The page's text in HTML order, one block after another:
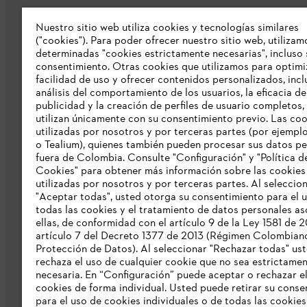
Nuestra empresa
Sobre nosostros
Prensa
Catálogo STIHL
Línea de Integridad de STIHL
Acceso Exclusivo Distribuidores STIHL
Informes de sostenibilidad
Información para nuestros
Nuestro sitio web utiliza cookies y tecnologías similares
("cookies"). Para poder ofrecer nuestro sitio web,
determinadas "cookies estrictamente necesarias", incluso
consentimiento. Otras cookies que utilizamos para
facilidad de uso y ofrecer contenidos personalizados,
análisis del comportamiento de los usuarios, la eficacia
publicidad y la creación de perfiles de usuario completos,
utilizan únicamente con su consentimiento previo. Las
utilizadas por nosotros y por terceras partes (por
o Tealium), quienes también pueden procesar sus datos
fuera de Colombia. Consulte "Configuración" y "Política
Cookies" para obtener más información sobre las cookies
utilizadas por nosotros y por terceras partes. Al
"Aceptar todas", usted otorga su consentimiento para el
todas las cookies y el tratamiento de datos personales
ellas, de conformidad con el artículo 9 de la Ley 1581 de
artículo 7 del Decreto 1377 de 2013 (Régimen
Protección de Datos). Al seleccionar "Rechazar todas"
rechaza el uso de cualquier cookie que no sea
necesaria. En “Configuración” puede aceptar o rechazar
cookies de forma individual. Usted puede retirar su
para el uso de cookies individuales o de todas las